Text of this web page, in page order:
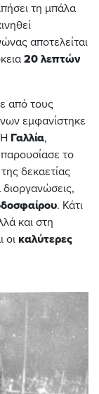
τη μπάλα
αποτελείται
20 λεπτών
από τους
εμφανίστηκε
Γαλλία,
το
δεκαετίας
. Κάτι
και στη
οι καλύτερες